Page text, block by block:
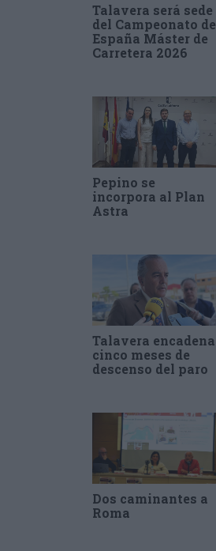
Talavera será sede
del Campeonato de
España Máster de
Carretera 2026
Pepino se
incorpora al Plan
Astra
Talavera encadena
cinco meses de
descenso del paro
Dos caminantes a
Roma